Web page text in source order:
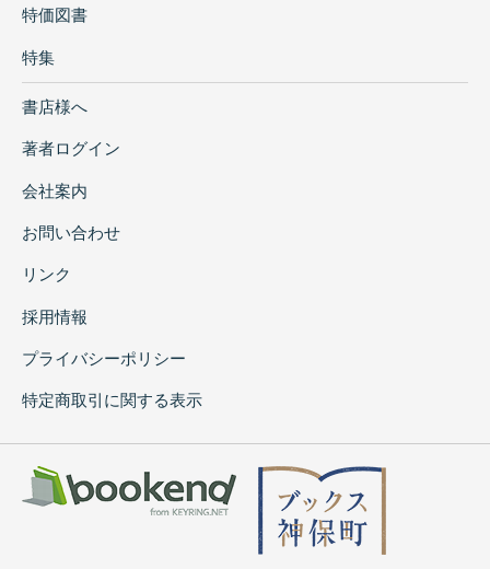
特価図書
特集
書店様へ
著者ログイン
会社案内
お問い合わせ
リンク
採用情報
プライバシーポリシー
特定商取引に関する表示